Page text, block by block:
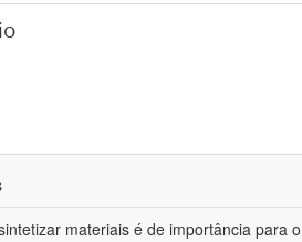
materiais é de importância para